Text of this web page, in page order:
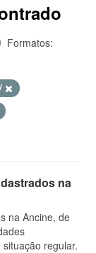
Formatos:
na
na Ancine, de
regular.